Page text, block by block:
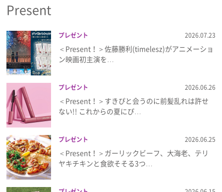
利用規約
お問い合わせ
Present
プレゼント 2026.07.23
＜Present！＞佐藤勝利(timelesz)がアニメーショ
ン映画初主演を…
プレゼント 2026.06.26
＜Present！＞すきぴと会うのに前髪乱れは許せ
ない!! これからの夏にぴ…
プレゼント 2026.06.25
＜Present！＞ガーリックビーフ、大海老、テリ
ヤキチキンと食欲そそる3つ…